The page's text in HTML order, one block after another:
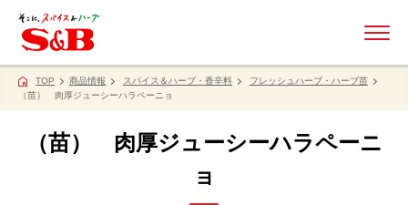
TOP 商品情報 スパイス＆ハーブ・香辛料
フレッシュハーブ・ハーブ苗
（苗） 肉厚ジューシーハラペーニョ
（苗） 肉厚ジューシーハラペーニ
ョ